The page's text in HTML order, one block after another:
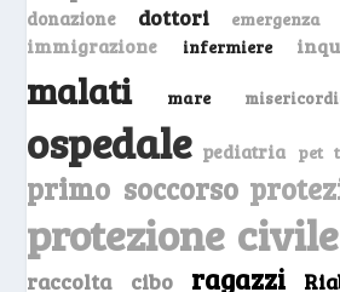
donazione dottori emergenza
immigrazione infermiere
malati mare
ospedale pediatria pet
primo soccorso
protezione civile
raccolta cibo ragazzi